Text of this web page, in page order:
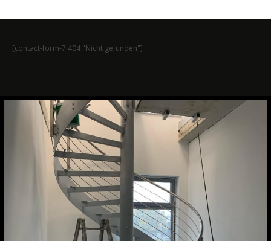
[contact-form-7 404 "Nicht gefunden"]